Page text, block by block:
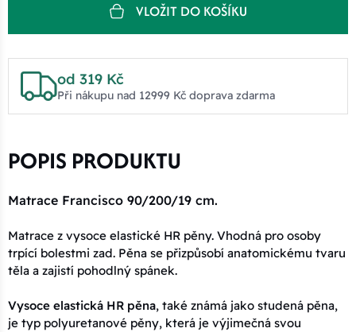
VLOŽIT DO KOŠÍKU
od 319 Kč
Při nákupu nad 12999 Kč doprava zdarma
POPIS PRODUKTU
Matrace Francisco 90/200/19 cm.
Matrace z vysoce elastické HR pěny. Vhodná pro osoby
trpící bolestmi zad. Pěna se přizpůsobí anatomickému tvaru
těla a zajistí pohodlný spánek.
Vysoce elastická HR pěna, také známá jako studená pěna,
je typ polyuretanové pěny, která je výjimečná svou